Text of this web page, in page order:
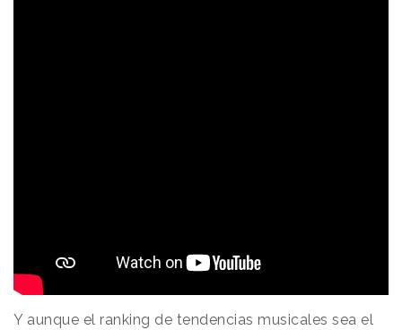
Y aunque el ranking de tendencias musicales sea el